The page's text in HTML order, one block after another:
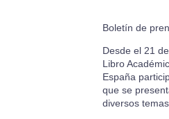
Boletín de
Desde el 21
Libro
España
que se
diversos